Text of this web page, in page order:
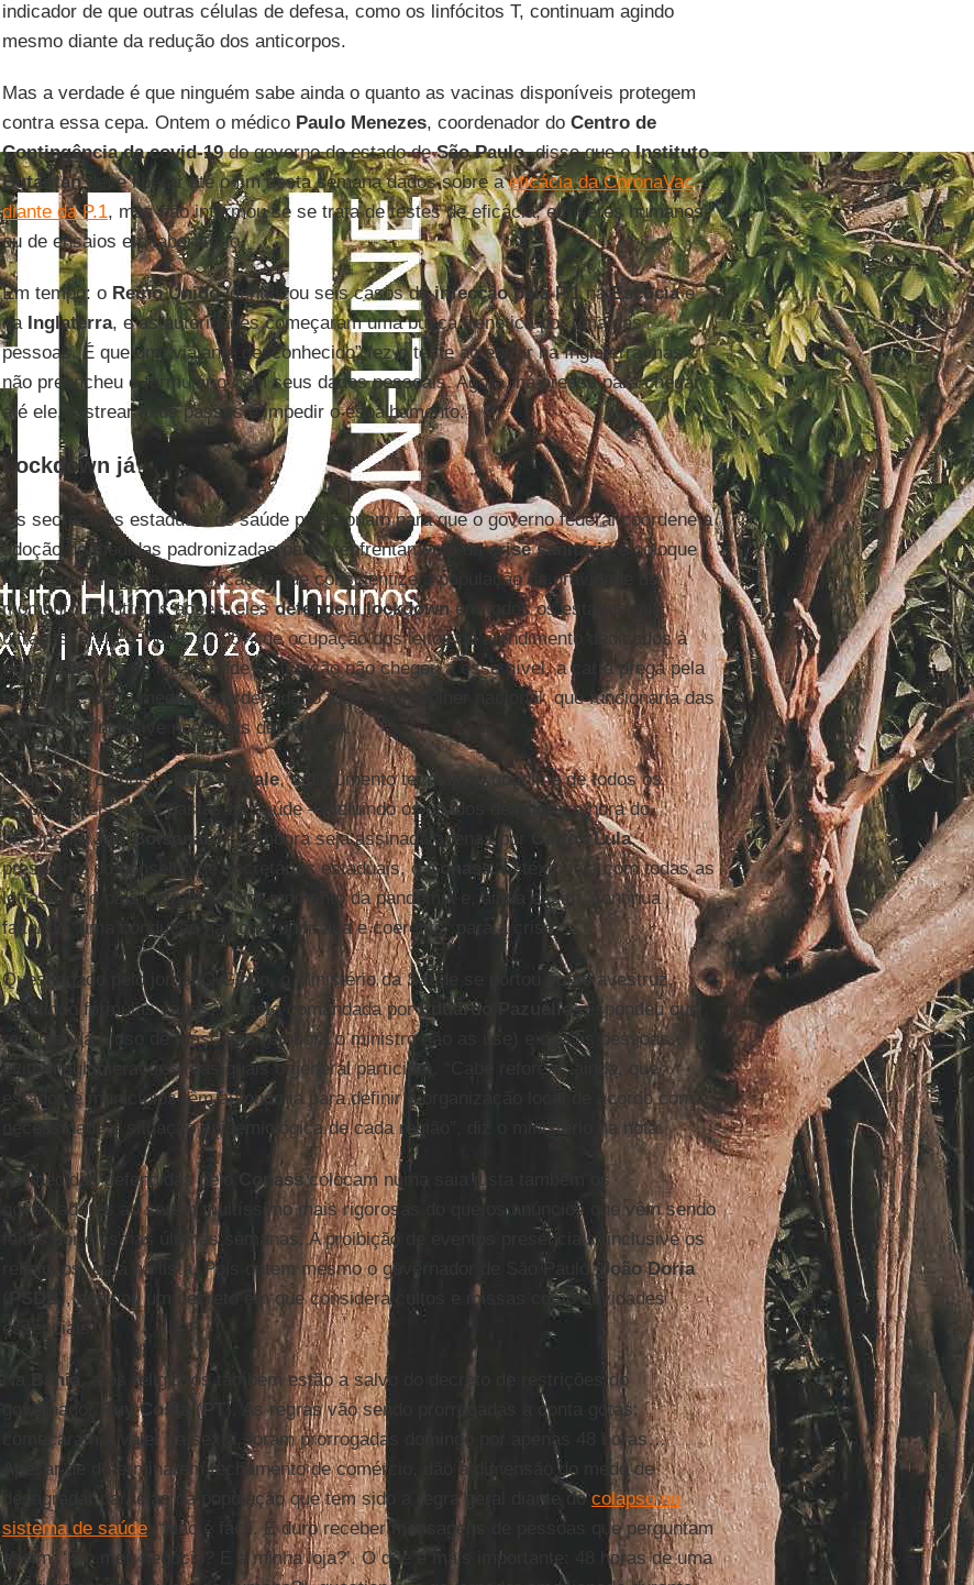
indicador de que outras células de defesa, como os linfócitos T, continuam agindo
mesmo diante da redução dos anticorpos.
Mas a verdade é que ninguém sabe ainda o quanto as vacinas disponíveis protegem
contra essa cepa. Ontem o médico Paulo Menezes, coordenador do Centro de
Contingência da covid-19do governo do estado deSão Paulo, disse que oInstituto
Butantandeve liberar até o fim desta semana dados sobre aeficácia da CoronaVac
diante da P.1, mas não informou se se trata de testes de eficácia, em seres humanos,
ou de ensaios em laboratório.
Em tempo: o Reino Unidoidentificou seis casos deinfecção pela P.1naEscóciae
na Inglaterra, e as autoridades começaram uma busca frenética por uma das
pessoas. É que um “viajante desconhecido” fez o teste ao entrar na Inglaterra mas
não preencheu o formulário com seus dados pessoais. Agora, há pressa para chegar
até ele, rastrear seus passos e impedir o espalhamento.
Lockdown já
Os secretários estaduais de saúde pressionam para que o governo federal coordene a
adoção de medidas padronizadas para o enfrentamento dacrise sanitáriae coloque
na rua um plano de comunicação que conscientize a população da gravidade do
momento. Dentre as ações, elesdefendem lockdownem todos os estados que
ultrapassarem o índice de 85% de ocupação dos leitos de atendimento dedicados à
covid-19. Para os locais onde a situação não chegou a esse nível, a carta prega pela
adoção de outra medida coordenada: o toque de recolher nacional, que funcionaria das
20h às 6h, inclusive nos finais de semana.
Segundo a colunista Bela Megale, o documento teve apoio unânime de todos os
responsáveis pelas pastas de saúde – incluindo os aliados de primeira hora do
presidenteJair Bolsonaro–, embora seja assinada apenas por Carlos Lula,
presidente do conselho de secretários estaduais, oConass. O texto fala com todas as
letras que o país enfrenta o pior momento da pandemia e, ainda assim, continua
faltando “uma condução nacional unificada e coerente” para a crise.
Questionado pelo jornal O Globo, o Ministério da Saúde se portou como avestruz,
repetindo fórmulas vagas. A pasta comandada porEduardo Pazuello respondeu que
recomenda o uso de máscaras (embora o ministro não as use) e que as pessoas
evitem aglomerações (das quais o general participa). “Cabe reforçar, ainda, que
estados e municípios têm autonomia para definir a organização local de acordo com a
necessidade e situação epidemiológica de cada região”, diz o ministério na nota.
As medidas defendidas pelo Conasscolocam numa saia justa também os
governadores ao serem muitíssimo mais rigorosas do que os anúncios que vêm sendo
feitos por eles nas últimas semanas. A proibição de eventos presenciais, inclusive os
religiosos, está na lista. Pois ontem mesmo o governador de São Paulo,João Doria
PSDB ), assinou um decreto em que considera cultos e missas como atividades
essenciais.
Na Bahia
, atos religiosos também estão a salvo do decreto de restrições do
governador
Ruy Costa (PT
). As regras vão sendo prorrogadas a conta gotas:
começaram a valer na sexta, foram prorrogadas domingo por apenas 48 horas…
Apesar de determinarem fechamento de comércio, dão a dimensão do medo de
desagradar parcelas da população que tem sido a regra geral diante docolapso no
sistema de saúde. “Não é fácil. É duro receber mensagens de pessoas que perguntam
assim: ‘E o meu negócio? E a minha loja?’. O que é mais importante: 48 horas de uma